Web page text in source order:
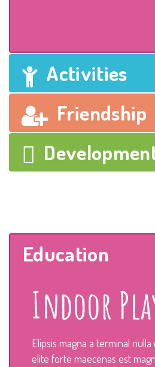
Activities
Friendship
Education
Indoor
Elipsis magna a terminal
elite forte maecenas est